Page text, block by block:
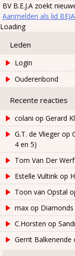
BV B.E.J.A zoekt
Aanmelden als lid BEJA
Loading
Leden
Login
Ouderenbond
Recente reacties
colani op Gerard
G.T. de Vliegerop
4 en 5)
Tom Van Der Werf
Estelle Vultink op
Toon van Opstal
max op
C.Horsten op
Gerrit Balkenende